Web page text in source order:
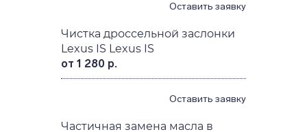
Оставить заявку
Чистка дроссельной заслонки
Lexus IS Lexus IS
от 1 280 р.
Оставить заявку
Частичная замена масла в